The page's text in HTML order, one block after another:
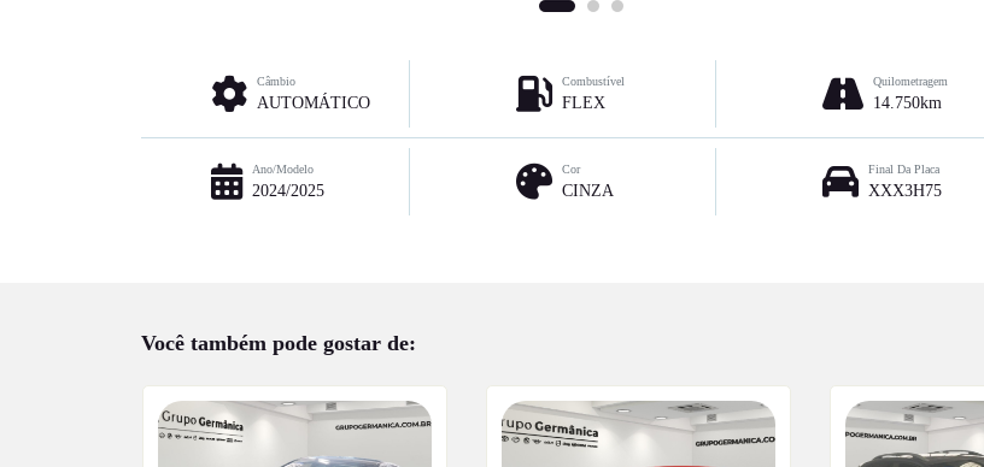
Câmbio
AUTOMÁTICO
Combustível
FLEX
Quilometragem
14.750km
Ano/Modelo
2024/2025
Cor
CINZA
Final Da Placa
XXX3H75
Você também pode gostar de: